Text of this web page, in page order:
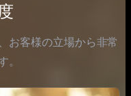
お客様の立場から非常
。